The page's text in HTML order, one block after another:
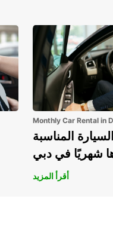
Monthly Car Rental in
المناسبة
شهريًا في دبي
أقرأ المزيد